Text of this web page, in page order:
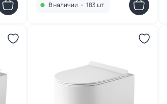
В наличии • 183 шт.